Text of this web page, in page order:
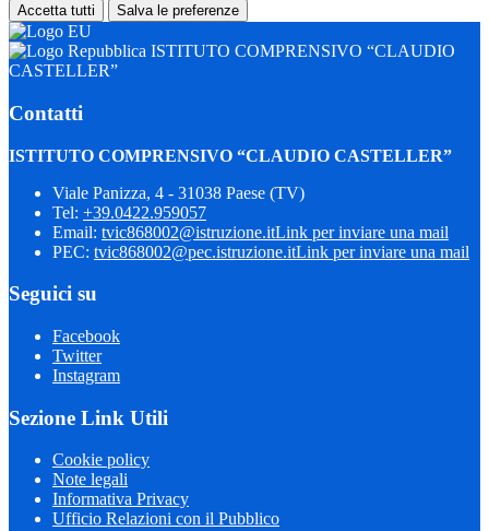
Accetta tutti Salva le preferenze
ISTITUTO COMPRENSIVO “CLAUDIO
CASTELLER”
Contatti
ISTITUTO COMPRENSIVO “CLAUDIO CASTELLER”
Viale Panizza, 4 - 31038 Paese (TV)
Tel: +39.0422.959057
Email: tvic868002@istruzione.itLink per inviare una mail
PEC: tvic868002@pec.istruzione.itLink per inviare una mail
Seguici su
Facebook
Twitter
Instagram
Sezione Link Utili
Cookie policy
Note legali
Informativa Privacy
Ufficio Relazioni con il Pubblico